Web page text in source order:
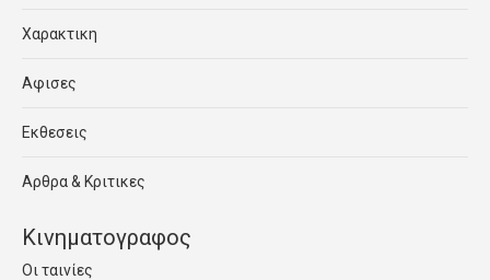
Χαρακτικη
Αφισες
Εκθεσεις
Αρθρα & Κριτικες
Κινηματογραφος
Οι ταινίες